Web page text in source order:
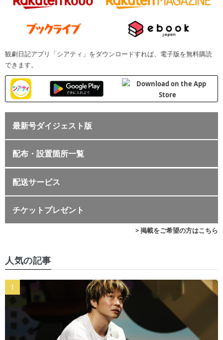
観劇日記アプリ「シアティ」をダウンロードすれば、電子版を無料購読
できます。
最新号ダイジェスト版
配布・設置箇所一覧
配送サービス
チケットプレゼント
> 掲載をご希望の方はこちら
人気の記事